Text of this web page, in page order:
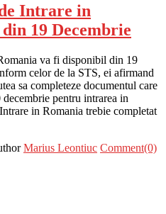
Intrare in
19 Decembrie
va fi disponibil din 19
celor de la STS, ei afirmand
sa completeze documentul care
pentru intrarea in
in Romania trebie completat
Marius Leontiuc Comment(0)